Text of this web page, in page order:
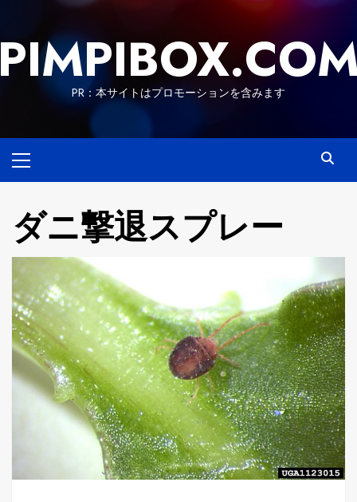
content
PR：本サイトはプロモーションを含みます
Menu
ダニ撃退スプレー